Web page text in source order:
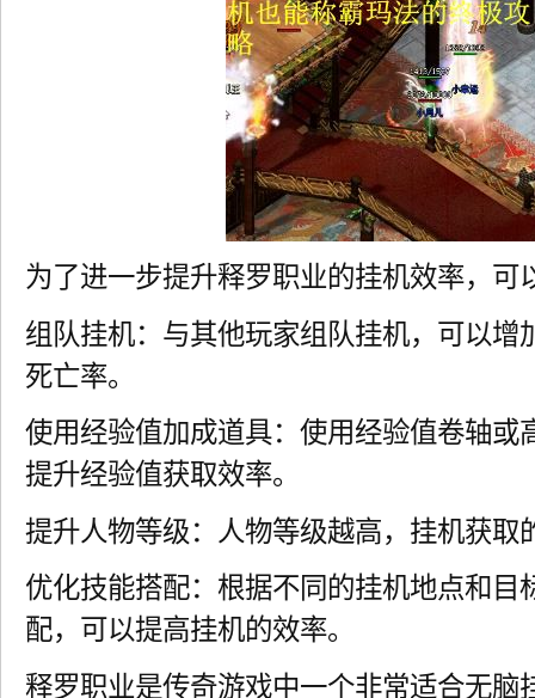
为了进一步提升释罗职业的挂机效率，可
组队挂机：与其他玩家组队挂机，可以增
死亡率。
使用经验值加成道具：使用经验值卷轴或
提升经验值获取效率。
提升人物等级：人物等级越高，挂机获取
优化技能搭配：根据不同的挂机地点和目
配，可以提高挂机的效率。
释罗职业是传奇游戏中一个非常适合无脑